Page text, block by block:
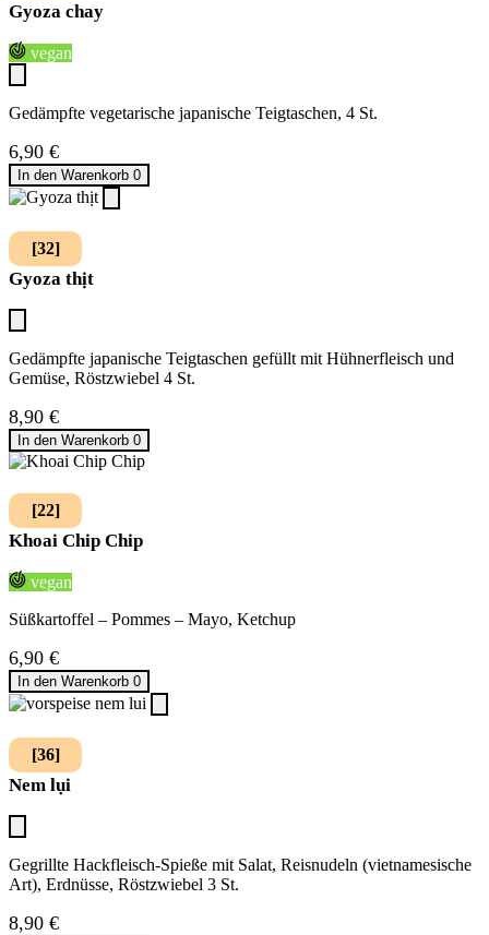
Gyoza chay
vegan
Gedämpfte vegetarische japanische Teigtaschen, 4 St.
6,90 €
In den Warenkorb 0
[32]
Gyoza thịt
Gedämpfte japanische Teigtaschen gefüllt mit Hühnerfleisch und
Gemüse, Röstzwiebel 4 St.
8,90 €
In den Warenkorb 0
[22]
Khoai Chip Chip
vegan
Süßkartoffel – Pommes – Mayo, Ketchup
6,90 €
In den Warenkorb 0
[36]
Nem lụi
Gegrillte Hackfleisch-Spieße mit Salat, Reisnudeln (vietnamesische
Art), Erdnüsse, Röstzwiebel 3 St.
8,90 €